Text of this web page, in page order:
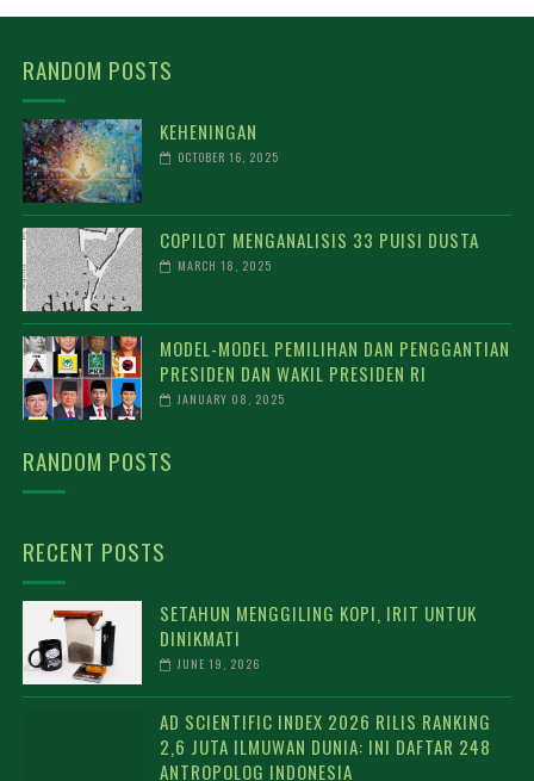
RANDOM POSTS
KEHENINGAN
OCTOBER 16, 2025
COPILOT MENGANALISIS 33 PUISI DUSTA
MARCH 18, 2025
MODEL-MODEL PEMILIHAN DAN PENGGANTIAN
PRESIDEN DAN WAKIL PRESIDEN RI
JANUARY 08, 2025
RANDOM POSTS
RECENT POSTS
SETAHUN MENGGILING KOPI, IRIT UNTUK
DINIKMATI
JUNE 19, 2026
AD SCIENTIFIC INDEX 2026 RILIS RANKING
2,6 JUTA ILMUWAN DUNIA: INI DAFTAR 248
ANTROPOLOG INDONESIA